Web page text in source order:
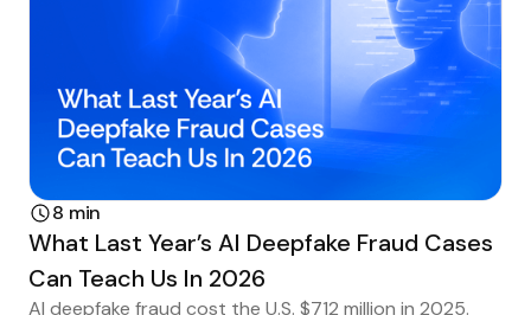
8 min
What Last Year’s AI Deepfake Fraud Cases
Can Teach Us In 2026
AI deepfake fraud cost the U.S. $712 million in 2025.